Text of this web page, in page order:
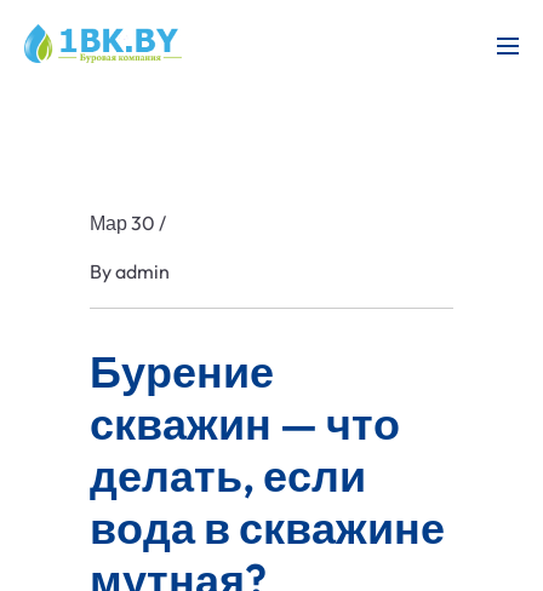
Мар 30 /
Byadmin
Бурение
скважин — что
делать, если
вода в скважине
мутная?